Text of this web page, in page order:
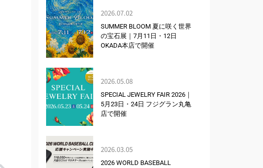
2026.07.02
SUMMER BLOOM 夏に咲く世界
の宝石展｜7月11日・12日
OKADA本店で開催
2026.05.08
SPECIAL JEWELRY FAIR 2026｜
5月23日・24日 フジグラン丸亀
店で開催
2026.03.05
2026 WORLD BASEBALL